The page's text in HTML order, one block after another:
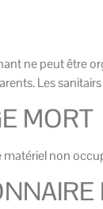
ne peut être
Les
MORT
matériel non